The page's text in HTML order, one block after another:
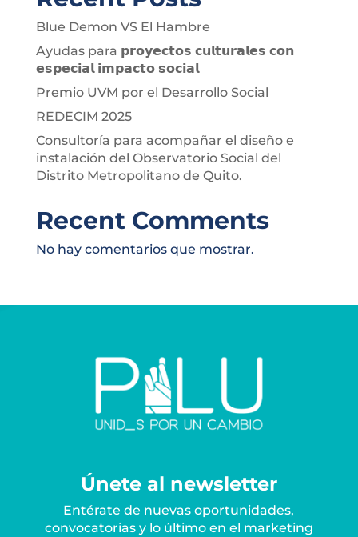
Blue Demon VS El Hambre
Ayudas para 𝗽𝗿𝗼𝘆𝗲𝗰𝘁𝗼𝘀 𝗰𝘂𝗹𝘁𝘂𝗿𝗮𝗹𝗲𝘀 𝗰𝗼𝗻
𝗲𝘀𝗽𝗲𝗰𝗶𝗮𝗹 𝗶𝗺𝗽𝗮𝗰𝘁𝗼 𝘀𝗼𝗰𝗶𝗮𝗹
Premio UVM por el Desarrollo Social
REDECIM 2025
Consultoría para acompañar el diseño e
instalación del Observatorio Social del
Distrito Metropolitano de Quito.
Recent Comments
No hay comentarios que mostrar.
Únete al newsletter
Entérate de nuevas oportunidades,
convocatorias y lo último en el marketing